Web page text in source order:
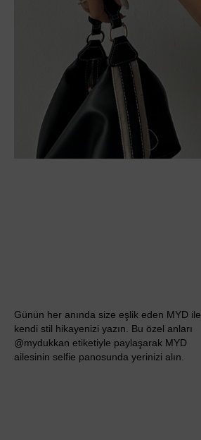
Günün her anında size eşlik eden MYD ile
kendi stil hikayenizi yazın. Bu özel anları
@mydukkan etiketiyle paylaşarak MYD
ailesinin selfie panosunda yerinizi alın.